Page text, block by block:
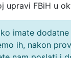
upravi FBiH u
imate
ih, nakon